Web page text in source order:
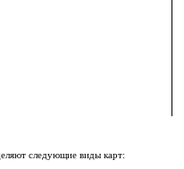
следующие виды карт: